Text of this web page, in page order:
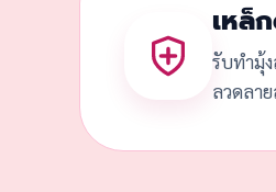
เหล็
รับทำมุ้
ลวดลา